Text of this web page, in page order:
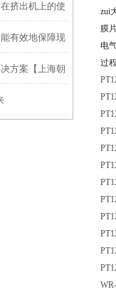
挤出机上的使
有效地保障现
方案【上海朝
zui
膜
电
过